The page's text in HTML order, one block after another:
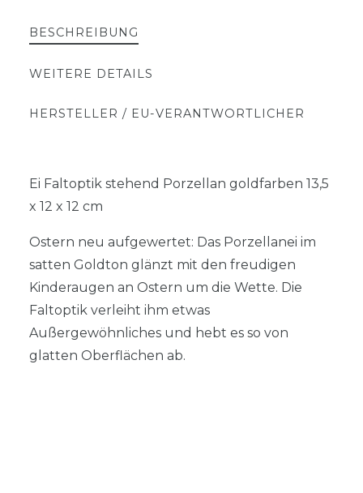
BESCHREIBUNG
WEITERE DETAILS
HERSTELLER / EU-VERANTWORTLICHER
Ei Faltoptik stehend Porzellan goldfarben 13,5
x 12 x 12 cm
Ostern neu aufgewertet: Das Porzellanei im
satten Goldton glänzt mit den freudigen
Kinderaugen an Ostern um die Wette. Die
Faltoptik verleiht ihm etwas
Außergewöhnliches und hebt es so von
glatten Oberflächen ab.